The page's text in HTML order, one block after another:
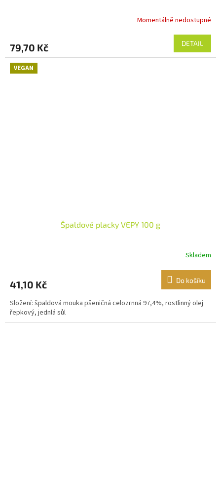
Momentálně nedostupné
79,70 Kč DETAIL
VEGAN
Špaldové placky VEPY 100 g
Skladem
41,10 Kč Do košíku
Složení: špaldová mouka pšeničná celozrnná 97,4%, rostlinný olej
řepkový, jednlá sůl